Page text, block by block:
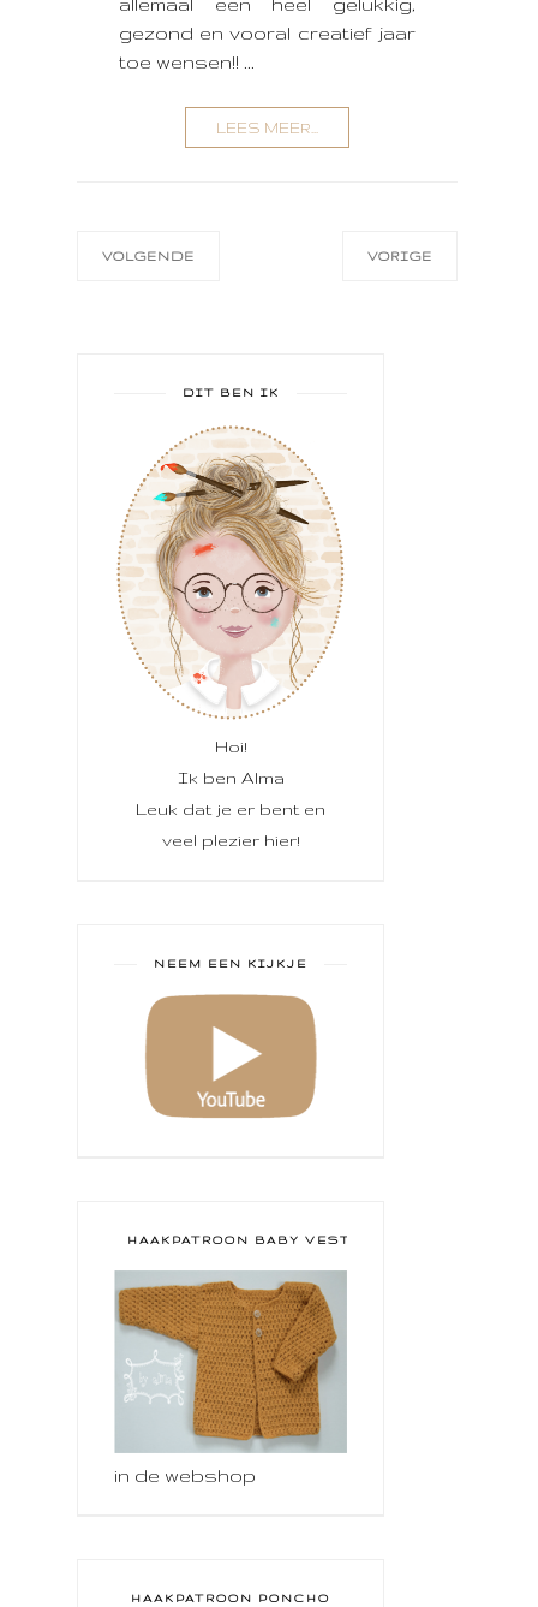
allemaal een heel gelukkig,
gezond en vooral creatief jaar
toe wensen!! ...
LEES MEER...
VOLGENDE VORIGE
DIT BEN IK
Hoi!
Ik ben Alma
Leuk dat je er bent en
veel plezier hier!
NEEM EEN KIJKJE
HAAKPATROON BABY VESTJE
in de webshop
HAAKPATROON PONCHO